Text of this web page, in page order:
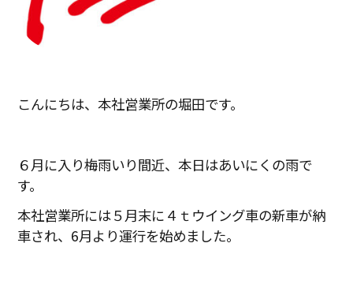
こんにちは、本社営業所の堀田です。
６月に入り梅雨いり間近、本日はあいにくの雨で
す。
本社営業所には５月末に４ｔウイング車の新車が納
車され、6月より運行を始めました。